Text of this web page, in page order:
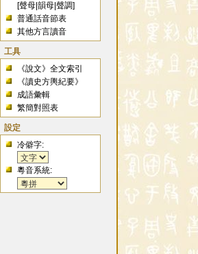
[聲母 |韻母 |聲調]
普通話音節表
其他方言讀音
工具
《說文》全文索引
《讀史方輿紀要》
成語彙輯
繁簡對照表
設定
冷僻字:
粵音系統: